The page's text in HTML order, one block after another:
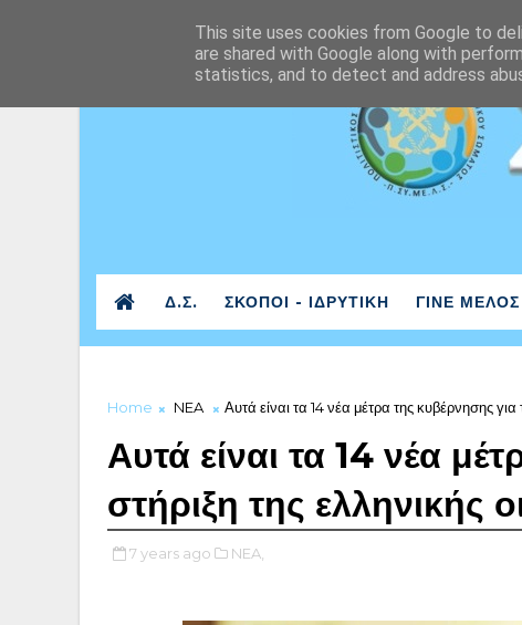
Δ.Σ. ΣΚΟΠΟΙ - ΙΔΡΥΤΙΚΗ ΓΙΝΕ ΜΕΛΟΣ
Home NEA Αυτά είναι τα 14 νέα μέτρα της κυβέρνησης για
Αυτά είναι τα 14 νέα
στήριξη της ελληνικής
7 years ago NEA,
This site uses cookies from Google to
are shared with Google along with
statistics, and to detect and address